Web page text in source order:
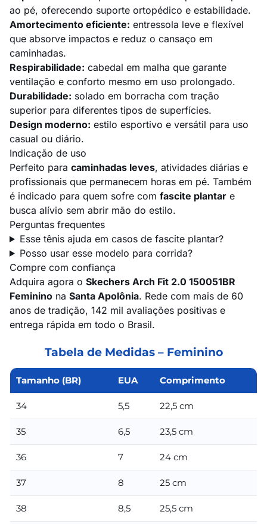
ao pé, oferecendo suporte ortopédico e estabilidade.
Amortecimento eficiente: entressola leve e flexível
que absorve impactos e reduz o cansaço em
caminhadas.
Respirabilidade: cabedal em malha que garante
ventilação e conforto mesmo em uso prolongado.
Durabilidade: solado em borracha com tração
superior para diferentes tipos de superfícies.
Design moderno: estilo esportivo e versátil para uso
casual ou diário.
Indicação de uso
Perfeito para caminhadas leves, atividades diárias e
profissionais que permanecem horas em pé. Também
é indicado para quem sofre com fascite plantar e
busca alívio sem abrir mão do estilo.
Perguntas frequentes
Esse tênis ajuda em casos de fascite plantar?
Posso usar esse modelo para corrida?
Compre com confiança
Adquira agora o Skechers Arch Fit 2.0 150051BR
Feminino na Santa Apolônia. Rede com mais de 60
anos de tradição, 142 mil avaliações positivas e
entrega rápida em todo o Brasil.
Tabela de Medidas – Feminino
Tamanho (BR) EUA Comprimento
34 5,5 22,5 cm
35 6,5 23,5 cm
36 7 24 cm
37 8 25 cm
38 8,5 25,5 cm